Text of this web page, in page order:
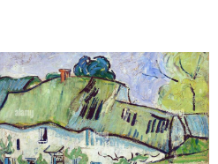
FRIULI VENEZIA GIULIA
IL MIRACOLO